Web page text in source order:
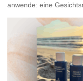
anwende: eine